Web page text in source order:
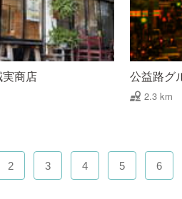
商店 公益路グ
2.3 km
2 3 4 5 6